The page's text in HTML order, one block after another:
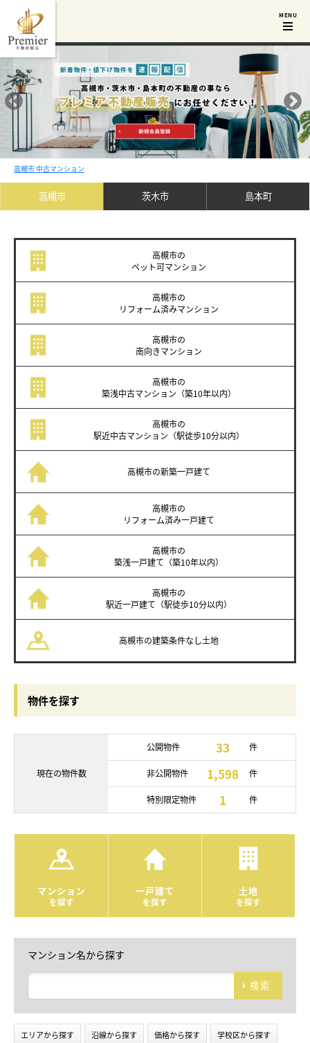
高槻市 中古マンション
高槻市 茨木市 島本町
高槻市の
ペット可マンション
高槻市の
リフォーム済みマンション
高槻市の
南向きマンション
高槻市の
築浅中古マンション （築10年以内）
高槻市の
駅近中古マンション （駅徒歩10分以内）
高槻市の新築一戸建て
高槻市の
リフォーム済み一戸建て
高槻市の
築浅一戸建て （築10年以内）
高槻市の
駅近一戸建て （駅徒歩10分以内）
高槻市の建築条件なし土地
物件を探す
現在の物件数
公開物件 33 件
非公開物件 1,598 件
特別限定物件 1 件
マンション
を探す
一戸建て
を探す
土地
を探す
マンション名から探す
検索
エリアから探す 沿線から探す 価格から探す 学校区から探す